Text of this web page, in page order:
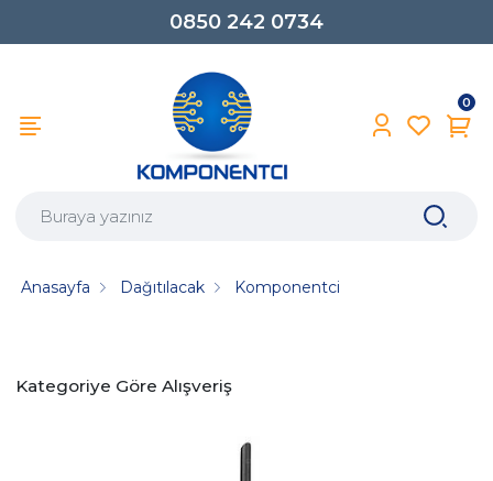
0850 242 0734
0
Anasayfa Dağıtılacak Komponentci
Kategoriye Göre Alışveriş